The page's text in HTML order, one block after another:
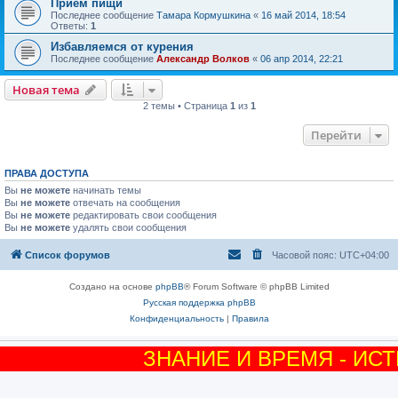
Прием пищи
Последнее сообщение Тамара Кормушкина « 16 май 2014, 18:54
Ответы: 1
Избавляемся от курения
Последнее сообщение Александр Волков « 06 апр 2014, 22:21
Новая тема
2 темы • Страница 1 из 1
Перейти
ПРАВА ДОСТУПА
Вы не можете начинать темы
Вы не можете отвечать на сообщения
Вы не можете редактировать свои сообщения
Вы не можете удалять свои сообщения
Список форумов Часовой пояс: UTC+04:00
Создано на основе phpBB® Forum Software © phpBB Limited
Русская поддержка phpBB
Конфиденциальность| Правила
ЗНАНИЕ И ВРЕМЯ -